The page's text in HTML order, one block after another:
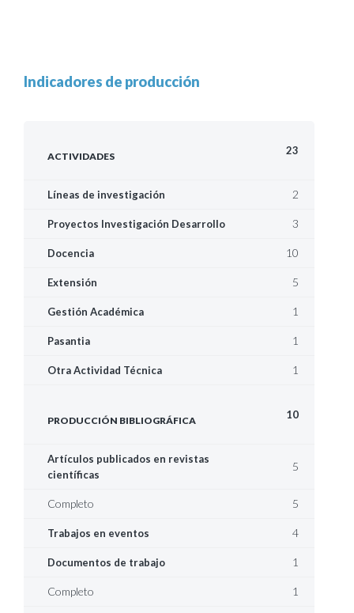
Indicadores de producción
ACTIVIDADES 23
Líneas de investigación 2
Proyectos Investigación Desarrollo 3
Docencia 10
Extensión 5
Gestión Académica 1
Pasantia 1
Otra Actividad Técnica 1
PRODUCCIÓN BIBLIOGRÁFICA 10
Artículos publicados en revistas
científicas
5
Completo 5
Trabajos en eventos 4
Documentos de trabajo 1
Completo 1